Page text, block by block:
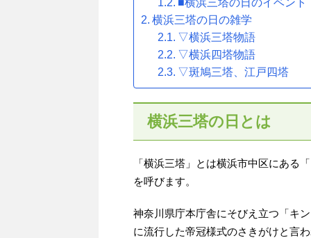
■横浜三塔の日のイベント
横浜三塔の日の雑学
▽横浜三塔物語
▽横浜四塔物語
▽斑鳩三塔、江戸四塔
横浜三塔の日とは
「横浜三塔」とは横浜市中区にある
を呼びます。
神奈川県庁本庁舎にそびえ立つ「キ
に流行した帝冠様式のさきがけと言